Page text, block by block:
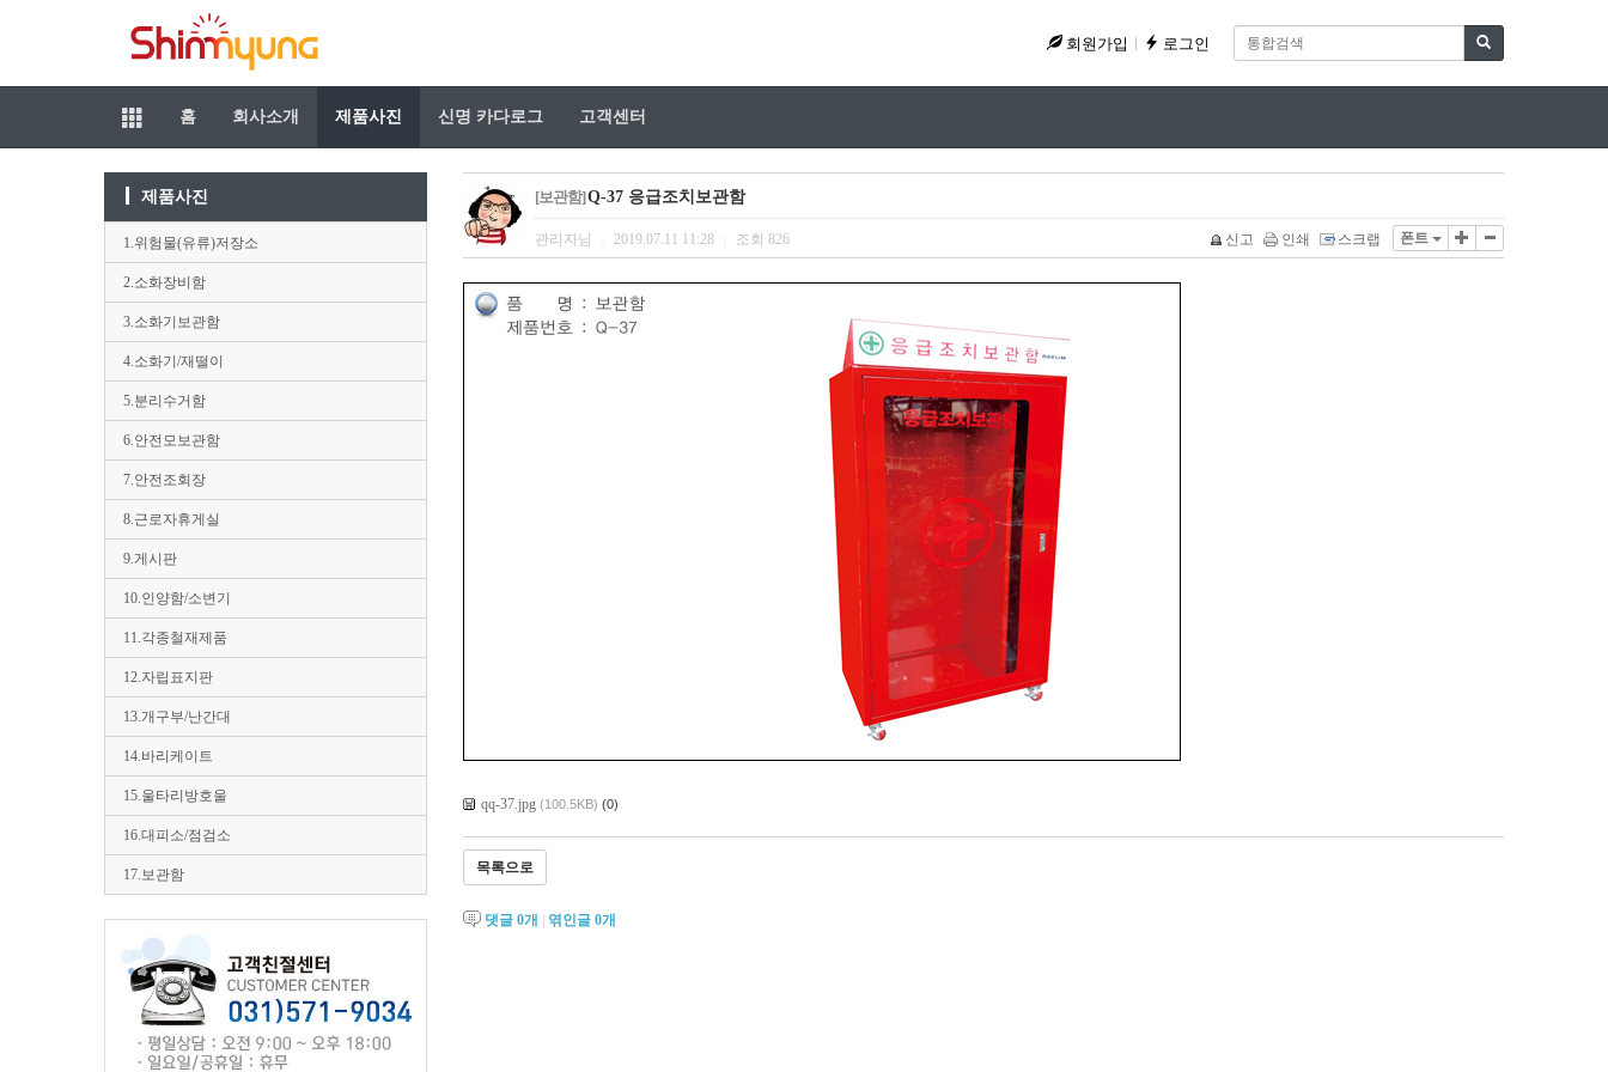
회원가입 로그인
홈 회사소개 제품사진 신명 카다로그 고객센터
제품사진
1.위험물(유류)저장소
2.소화장비함
3.소화기보관함
4.소화기/재떨이
5.분리수거함
6.안전모보관함
7.안전조회장
8.근로자휴게실
9.게시판
10.인양함/소변기
11.각종철재제품
12.자립표지판
13.개구부/난간대
14.바리케이트
15.울타리방호울
16.대피소/점검소
17.보관함
[보관함] Q-37 응급조치보관함
관리자님 2019.07.11 11:28 조회 826 폰트
신고 인쇄 스크랩
qq-37.jpg (100.5KB) (0)
목록으로
댓글 0개 엮인글 0개